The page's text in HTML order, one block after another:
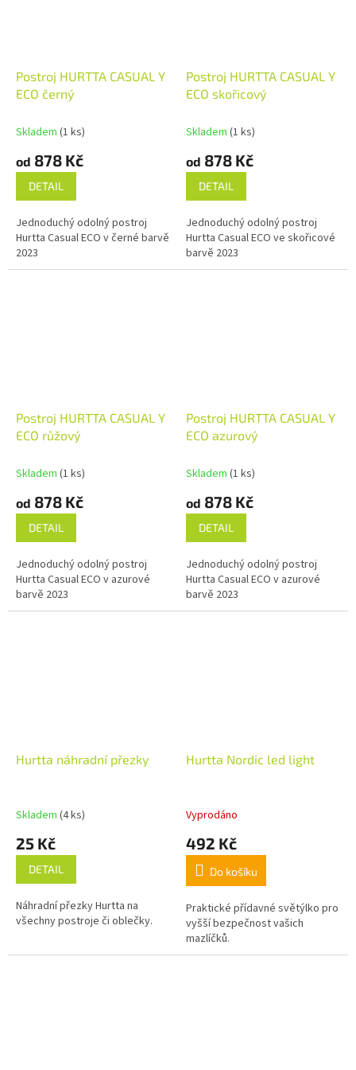
Postroj HURTTA CASUAL Y
ECO černý
Skladem (1 ks)
od 878 Kč
DETAIL
Jednoduchý odolný postroj
Hurtta Casual ECO v černé barvě
2023
Postroj HURTTA CASUAL Y
ECO skořicový
Skladem (1 ks)
od 878 Kč
DETAIL
Jednoduchý odolný postroj
Hurtta Casual ECO ve skořicové
barvě 2023
Postroj HURTTA CASUAL Y
ECO růžový
Skladem (1 ks)
od 878 Kč
DETAIL
Jednoduchý odolný postroj
Hurtta Casual ECO v azurové
barvě 2023
Postroj HURTTA CASUAL Y
ECO azurový
Skladem (1 ks)
od 878 Kč
DETAIL
Jednoduchý odolný postroj
Hurtta Casual ECO v azurové
barvě 2023
Hurtta náhradní přezky
Skladem (4 ks)
25 Kč
DETAIL
Náhradní přezky Hurtta na
všechny postroje či oblečky.
Hurtta Nordic led light
Vyprodáno
492 Kč
Do košíku
Praktické přídavné světýlko pro
vyšší bezpečnost vašich
mazlíčků.